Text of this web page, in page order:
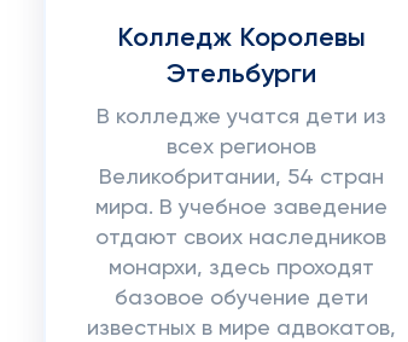
Колледж Королевы
Этельбурги
В колледже учатся дети из
всех регионов
Великобритании, 54 стран
мира. В учебное заведение
отдают своих наследников
монархи, здесь проходят
базовое обучение дети
известных в мире адвокатов,